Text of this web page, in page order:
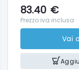
83.40 €
Prezzo iva inclusa
Vai